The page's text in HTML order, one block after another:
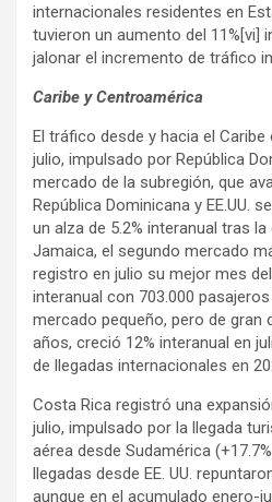
internacionales residentes en
tuvieron un aumento del 11%[vi]
jalonar el incremento de tráfico
Caribe y Centroamérica
El tráfico desde y hacia el Caribe
julio, impulsado por República
mercado de la subregión, que
República Dominicana y EE.UU.
un alza de 5.2% interanual tras la
Jamaica, el segundo mercado
registro en julio su mejor mes
interanual con 703.000
mercado pequeño, pero de
años, creció 12% interanual en
de llegadas internacionales en
Costa Rica registró una
julio, impulsado por la llegada
aérea desde Sudamérica
llegadas desde EE. UU.
aunque en el acumulado enero-